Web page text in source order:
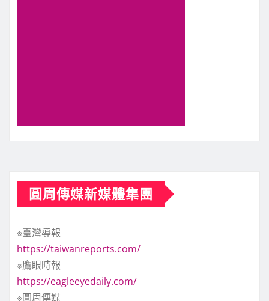
圓周傳媒新媒體集團
※臺灣導報
https://taiwanreports.com/
※鷹眼時報
https://eagleeyedaily.com/
※圓周傳媒